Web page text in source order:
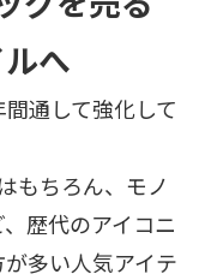
へ
通して強化して
もちろん、モノ
歴代のアイコニ
多い人気アイテ